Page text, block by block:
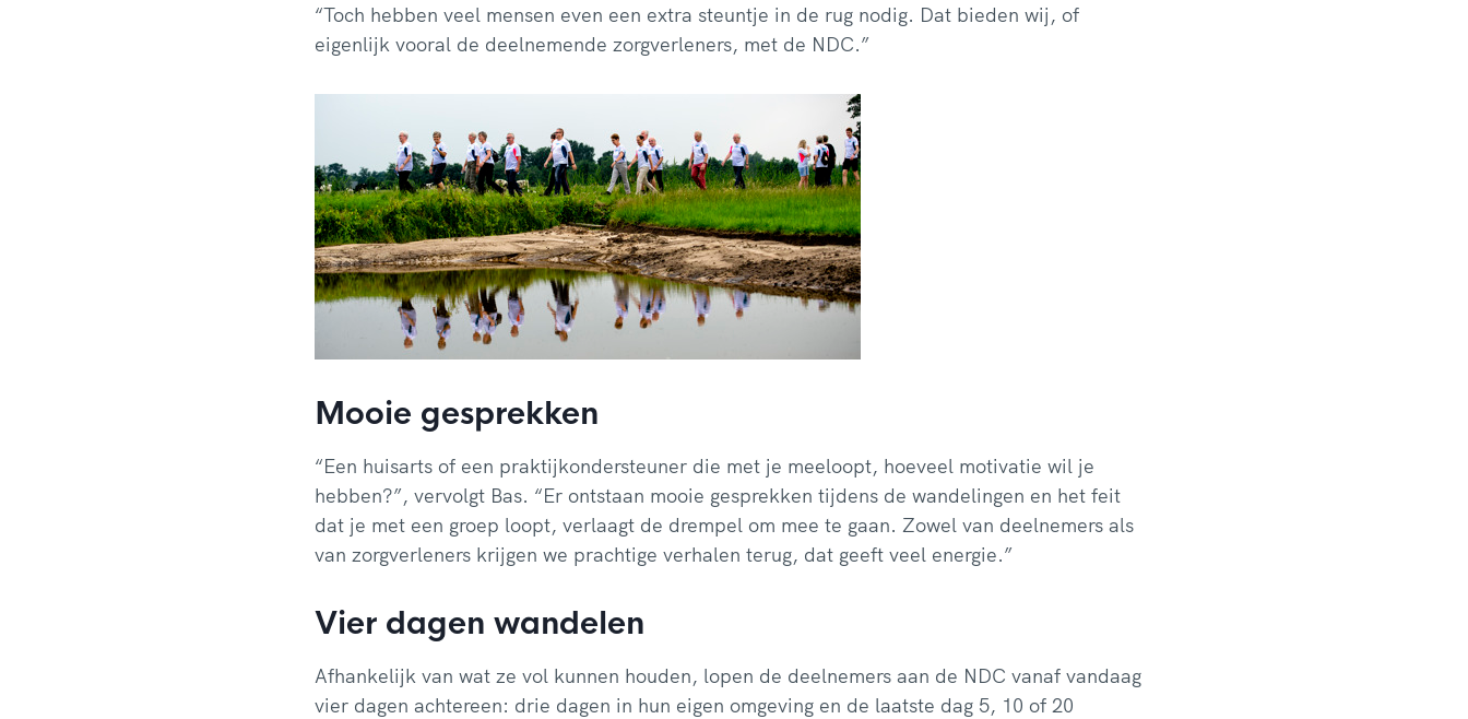
“Toch hebben veel mensen even een extra steuntje in de rug nodig. Dat bieden wij, of
eigenlijk vooral de deelnemende zorgverleners, met de NDC.”
Mooie gesprekken
“Een huisarts of een praktijkondersteuner die met je meeloopt, hoeveel motivatie wil je
hebben?”, vervolgt Bas. “Er ontstaan mooie gesprekken tijdens de wandelingen en het feit
dat je met een groep loopt, verlaagt de drempel om mee te gaan. Zowel van deelnemers als
van zorgverleners krijgen we prachtige verhalen terug, dat geeft veel energie.”
Vier dagen wandelen
Afhankelijk van wat ze vol kunnen houden, lopen de deelnemers aan de NDC vanaf vandaag
vier dagen achtereen: drie dagen in hun eigen omgeving en de laatste dag 5, 10 of 20